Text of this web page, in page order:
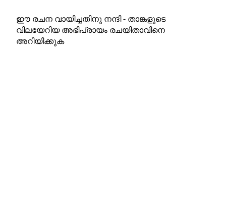
ഈ രചന വായിച്ചതിനു നന്ദി - താങ്കളുടെ
വിലയേറിയ അഭിപ്രായം രചയിതാവിനെ
അറിയിക്കുക